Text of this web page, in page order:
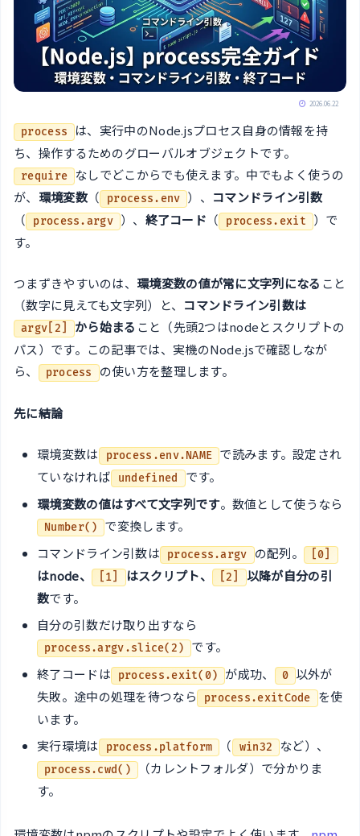
2026.06.22
process
は、実行中のNode.jsプロセス自身の情報を持
ち、操作するためのグローバルオブジェクトです。
require
なしでどこからでも使えます。中でもよく使うの
が、 環境変数（ process.env ）、 コマンドライン引数
（
process.argv ）、 終了コード （ process.exit
）で
す。
つまずきやすいのは、 環境変数の値が常に文字列になる こと
（数字に見えても文字列）と、 コマンドライン引数は
argv[2] から始まる こと（先頭2つはnodeとスクリプトの
パス）です。この記事では、実機のNode.jsで確認しなが
ら、
process の使い方を整理します。
先に結論
環境変数は process.env.NAME
で読みます。設定され
ていなければ
undefined
です。
環境変数の値はすべて文字列です。数値として使うなら
Number()
で変換します。
コマンドライン引数は
process.argv の配列。 [0]
はnode、 [1] はスクリプト、 [2]
以降が自分の引
数です。
自分の引数だけ取り出すなら
process.argv.slice(2)
です。
終了コードは
process.exit(0) が成功、 0 以外が
失敗。途中の処理を待つなら
process.exitCode
を使
います。
実行環境は
process.platform （ win32 など）、
process.cwd()
（カレントフォルダ）で分かりま
す。